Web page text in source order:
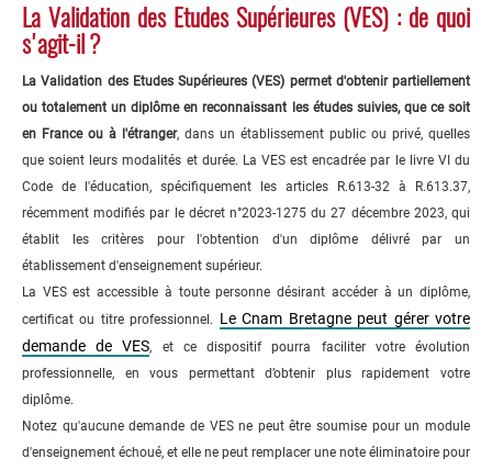
La Validation des Etudes Supérieures (VES) : de quoi
s'agit-il ?
La Validation des Etudes Supérieures (VES) permet d'obtenir partiellement
ou totalement un diplôme en reconnaissant les études suivies, que ce soit
en France ou à l'étranger, dans un établissement public ou privé, quelles
que soient leurs modalités et durée. La VES est encadrée par le livre VI du
Code de l'éducation, spécifiquement les articles R.613-32 à R.613.37,
récemment modifiés par le décret n°2023-1275 du 27 décembre 2023, qui
établit les critères pour l'obtention d'un diplôme délivré par un
établissement d'enseignement supérieur.
La VES est accessible à toute personne désirant accéder à un diplôme,
certificat ou titre professionnel. Le Cnam Bretagne peut gérer votre
demande de VES, et ce dispositif pourra faciliter votre évolution
professionnelle, en vous permettant d’obtenir plus rapidement votre
diplôme.
Notez qu'aucune demande de VES ne peut être soumise pour un module
d'enseignement échoué, et elle ne peut remplacer une note éliminatoire pour